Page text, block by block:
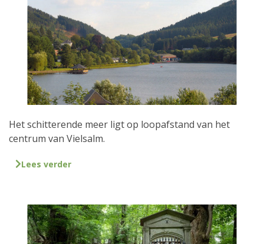
Het schitterende meer ligt op loopafstand van het
centrum van Vielsalm.
Lees verder